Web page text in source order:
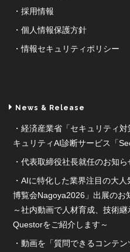
採用情報
個人情報保護方針
情報セキュリティポリシー
News & Release
経済産業省「セキュリティ
キュリティAI診断サービス「
代表取締役社長就任のお知ら
AIに特化した業界注目の大
博覧会Nagoya2026」出展のお
～社内動画で人材育成、技術
Questorをご紹介します～
動画を「質問できるコンテ